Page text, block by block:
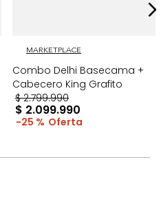
MARKETPLACE
Combo Delhi Basecama +
Cabecero King Grafito
$ 2.799.990
$ 2.099.990
25 %